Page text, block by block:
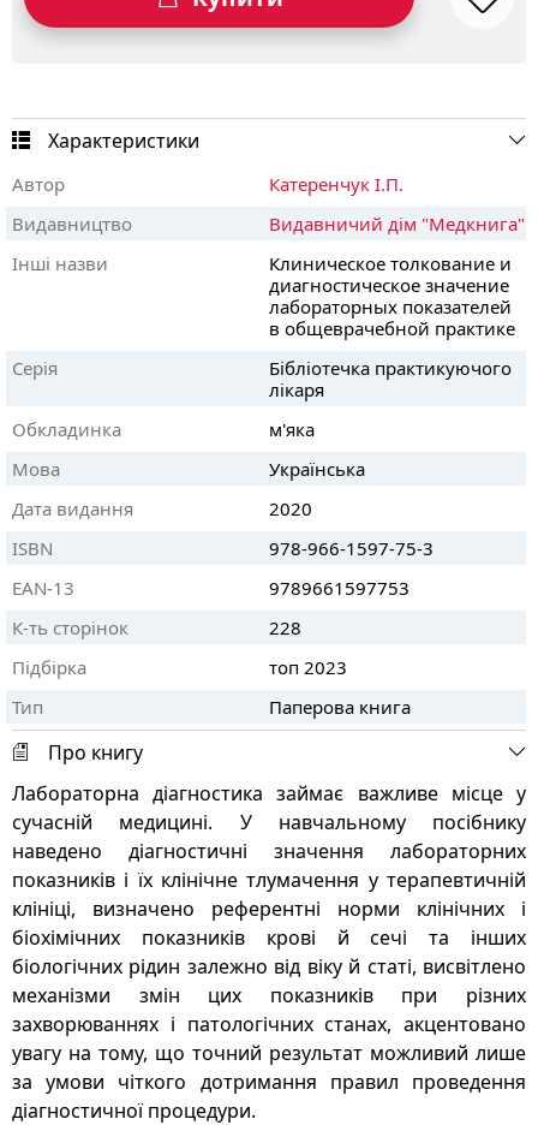
Характеристики
Автор
Катеренчук І.П.
Видавництво
Видавничий дім "Медкнига"
Інші назви
Клиническое толкование и
диагностическое значение
лабораторных показателей
в общеврачебной практике
Серія
Бібліотечка практикуючого
лікаря
Обкладинка
м'яка
Мова
Українська
Дата видання
2020
ISBN
978-966-1597-75-3
EAN-13
9789661597753
К-ть сторінок
228
Підбірка
топ 2023
Тип
Паперова книга
Про книгу
Лабораторна діагностика займає важливе місце у
сучасній медицині. У навчальному посібнику
наведено діагностичні значення лабораторних
показників і їх клінічне тлумачення у терапевтичній
клініці, визначено референтні норми клінічних і
біохімічних показників крові й сечі та інших
біологічних рідин залежно від віку й статі, висвітлено
механізми змін цих показників при різних
захворюваннях і патологічних станах, акцентовано
увагу на тому, що точний результат можливий лише
за умови чіткого дотримання правил проведення
діагностичної процедури.